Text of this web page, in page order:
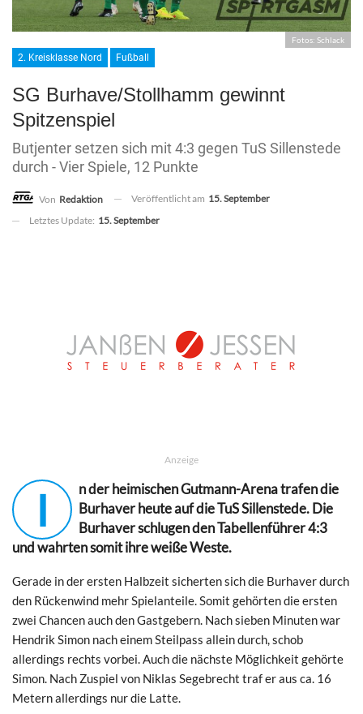
Fotos: Schlack
2. Kreisklasse Nord Fußball
SG Burhave/Stollhamm gewinnt
Spitzenspiel
Butjenter setzen sich mit 4:3 gegen TuS Sillenstede
durch - Vier Spiele, 12 Punkte
Von Redaktion Veröffentlicht am 15. September
Letztes Update: 15. September
Anzeige
I
n der heimischen Gutmann-Arena trafen die
Burhaver heute auf die TuS Sillenstede. Die
Burhaver schlugen den Tabellenführer 4:3
und wahrten somit ihre weiße Weste.
Gerade in der ersten Halbzeit sicherten sich die Burhaver durch
den Rückenwind mehr Spielanteile. Somit gehörten die ersten
zwei Chancen auch den Gastgebern. Nach sieben Minuten war
Hendrik Simon nach einem Steilpass allein durch, schob
allerdings rechts vorbei. Auch die nächste Möglichkeit gehörte
Simon. Nach Zuspiel von Niklas Segebrecht traf er aus ca. 16
Metern allerdings nur die Latte.